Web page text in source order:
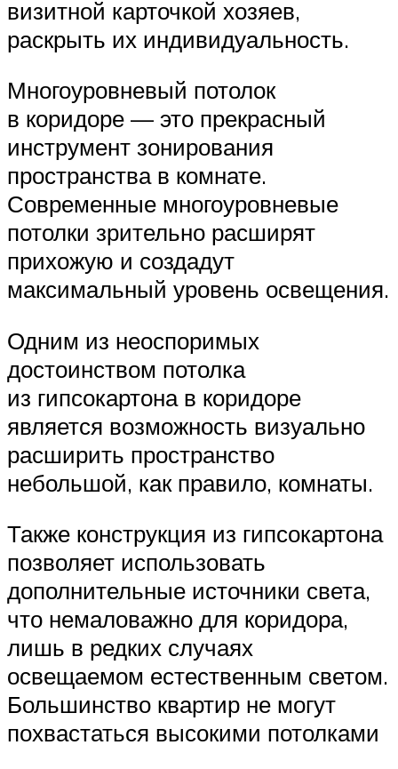
визитной карточкой хозяев,
раскрыть их индивидуальность.
Многоуровневый потолок
в коридоре — это прекрасный
инструмент зонирования
пространства в комнате.
Современные многоуровневые
потолки зрительно расширят
прихожую и создадут
максимальный уровень освещения.
Одним из неоспоримых
достоинством потолка
из гипсокартона в коридоре
является возможность визуально
расширить пространство
небольшой, как правило, комнаты.
Также конструкция из гипсокартона
позволяет использовать
дополнительные источники света,
что немаловажно для коридора,
лишь в редких случаях
освещаемом естественным светом.
Большинство квартир не могут
похвастаться высокими потолками